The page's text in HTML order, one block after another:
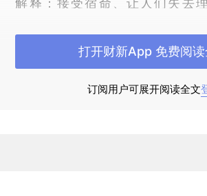
解释：接受宿命、让人们失去
人际交流当作零和博弈（Foster，
动，禀赋成为内生因素，资本却依
文化占据主导的地区出现爆发式
订阅用户可展开阅读全文
打开财新App 免费阅读